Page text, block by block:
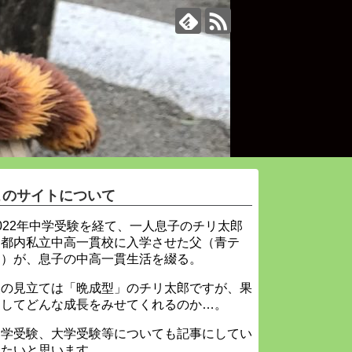
サイトについて
年中学受験を経て、一人息子のチリ太郎
内私立中高一貫校に入学させた父（青テ
が、息子の中高一貫生活を綴る。
見立ては「晩成型」のチリ太郎ですが、果
てどんな成長をみせてくれるのか…。
受験、大学受験等についても記事にしてい